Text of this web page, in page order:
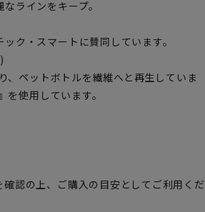
ラインをキープ。
ク・スマートに賛同しています。
、ペットボトルを繊維へと再生していま
使用しています。
認の上、ご購入の目安としてご利用くだ